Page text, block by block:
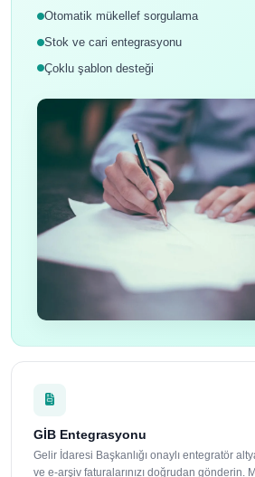
Otomatik mükellef sorgulama
Stok ve cari entegrasyonu
Çoklu şablon desteği
GİB Entegrasyonu
Gelir İdaresi Başkanlığı onaylı entegratör
ve e-arşiv faturalarınızı doğrudan gönderin.